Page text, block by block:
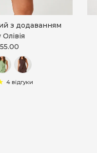
з додаванням
4 відгуки